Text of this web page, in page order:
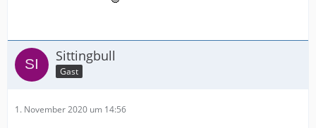
Sittingbull
Gast
1. November 2020 um 14:56